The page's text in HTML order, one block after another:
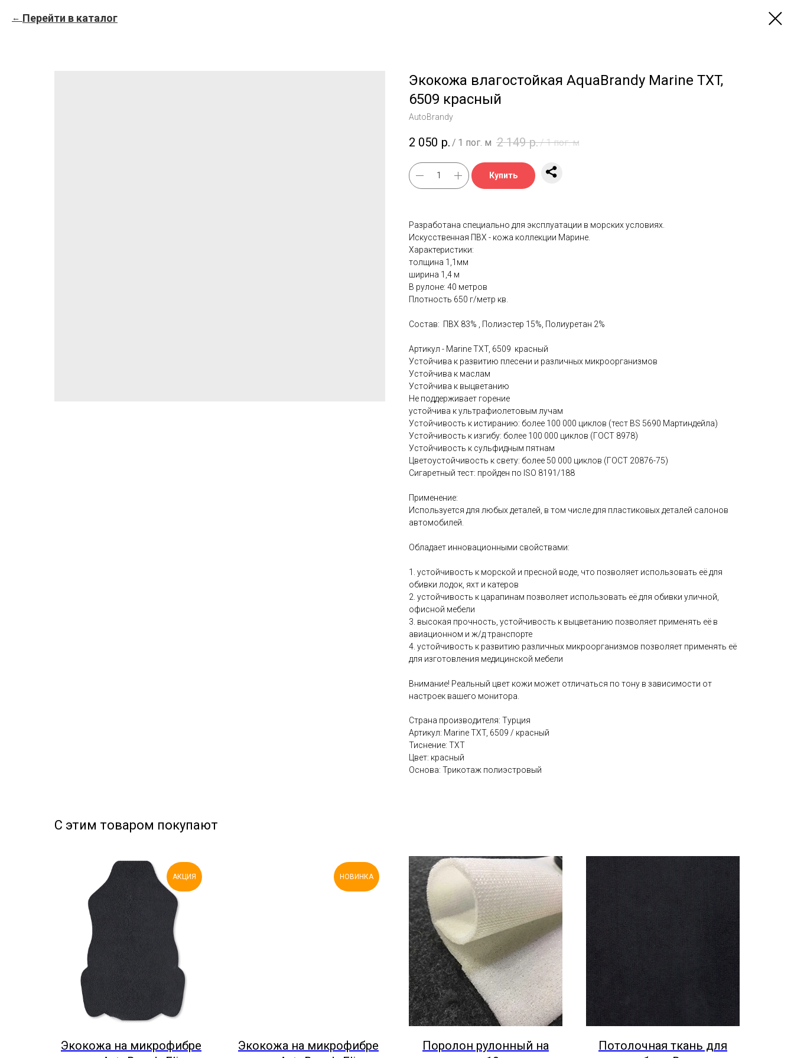
Перейти в каталог
Экокожа влагостойкая AquaBrandy Marine TXT,
6509 красный
AutoBrandy
2 050 р. / 1 пог. м 2 149 р./1 пог. м
Купить
Разработана специально для эксплуатации в морских условиях.
Искусственная ПВХ - кожа коллекции Марине.
Характеристики:
толщина 1,1мм
ширина 1,4 м
В рулоне: 40 метров
Плотность 650 г/метр кв.
Состав: ПВХ 83% , Полиэстер 15%, Полиуретан 2%
Артикул - Marine TXT, 6509 красный
Устойчива к развитию плесени и различных микроорганизмов
Устойчива к маслам
Устойчива к выцветанию
Не поддерживает горение
устойчива к ультрафиолетовым лучам
Устойчивость к истиранию: более 100 000 циклов (тест BS 5690 Мартиндейла)
Устойчивость к изгибу: более 100 000 циклов (ГОСТ 8978)
Устойчивость к сульфидным пятнам
Цветоустойчивость к свету: более 50 000 циклов (ГОСТ 20876-75)
Сигаретный тест: пройден по ISO 8191/188
Применение:
Используется для любых деталей, в том числе для пластиковых деталей салонов
автомобилей.
Обладает инновационными свойствами:
1. устойчивость к морской и пресной воде, что позволяет использовать её для
обивки лодок, яхт и катеров
2. устойчивость к царапинам позволяет использовать её для обивки уличной,
офисной мебели
3. высокая прочность, устойчивость к выцветанию позволяет применять её в
авиационном и ж/д транспорте
4. устойчивость к развитию различных микроорганизмов позволяет применять её
для изготовления медицинской мебели
Внимание! Реальный цвет кожи может отличаться по тону в зависимости от
настроек вашего монитора.
Страна производителя: Турция
Артикул: Marine TXT, 6509 / красный
Тиснение: TXT
Цвет: красный
Основа: Трикотаж полиэстровый
С этим товаром покупают
АКЦИЯ
Экокожа на микрофибре
НОВИНКА
Экокожа на микрофибре
Поролон рулонный на
Потолочная ткань для